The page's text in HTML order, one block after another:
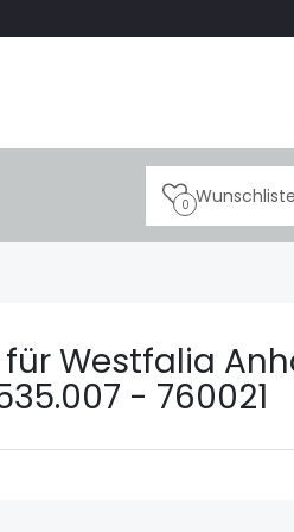
0 Wunschliste
Westfalia
- 760021